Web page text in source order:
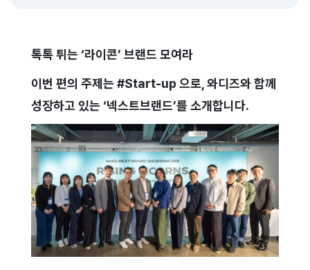
톡톡 튀는 ‘라이콘’ 브랜드 모여라
이번 편의 주제는 #Start-up 으로, 와디즈와 함께
성장하고 있는 ‘넥스트브랜드’를 소개합니다.